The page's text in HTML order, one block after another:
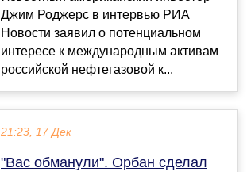
Джим Роджерс в интервью РИА
Новости заявил о потенциальном
интересе к международным активам
российской нефтегазовой к...
21:23, 17 Дек
"Вас обманули". Орбан сделал